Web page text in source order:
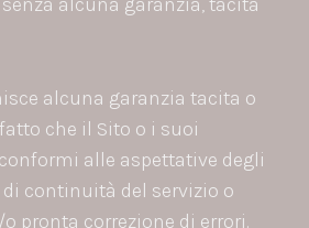
alcuna garanzia tacita o
che il Sito o i suoi
alle aspettative degli
continuità del servizio o
o pronta correzione di errori.